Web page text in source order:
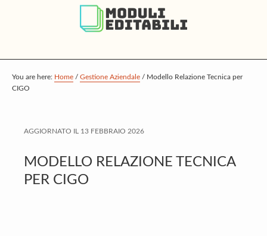
p
t
a
n
c
p
t
r
m
a
p
t
o
t
e
You are here: Home / Gestione Aziendale / Modello Relazione Tecnica per
CIGO
AGGIORNATO IL 13 FEBBRAIO 2026
MODELLO RELAZIONE TECNICA
PER CIGO